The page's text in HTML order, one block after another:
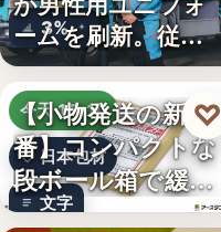
3%
ームを刷新。従来
の男女兼…
今天 15:10
日本包材
文字
【小物発送の新定
番】コンパクトな
段ボール箱で緩衝
材の節約…
♡